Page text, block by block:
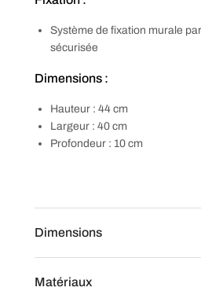
Système de fixation murale
sécurisée
Dimensions :
Hauteur : 44 cm
Largeur : 40 cm
Profondeur : 10 cm
Dimensions
Matériaux